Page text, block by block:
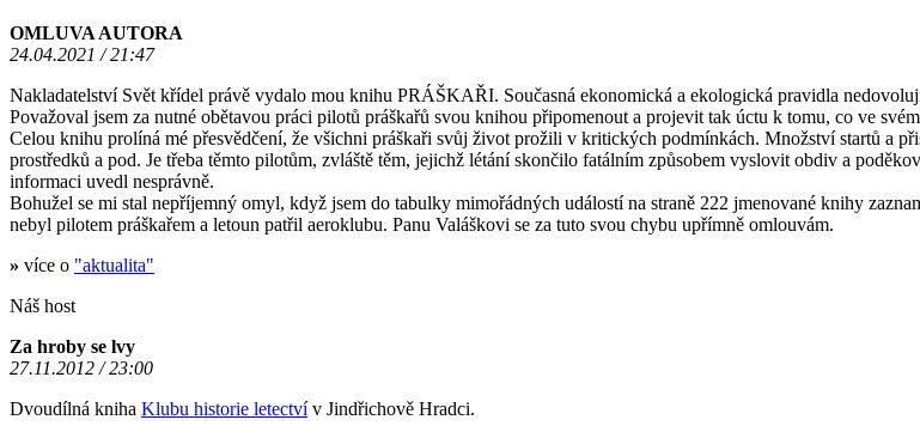
OMLUVA AUTORA
24.04.2021 / 21:47
Nakladatelství Svět křídel právě vydalo mou knihu PRÁŠKAŘI. Současná ekonomická a ekologická pravidla
Považoval jsem za nutné obětavou práci pilotů práškařů svou knihou připomenout a projevit tak úctu k tomu, co ve
Celou knihu prolíná mé přesvědčení, že všichni práškaři svůj život prožili v kritických podmínkách. Množství startů a
prostředků a pod. Je třeba těmto pilotům, zvláště těm, jejichž létání skončilo fatálním způsobem vyslovit obdiv a
informaci uvedl nesprávně.
Bohužel se mi stal nepříjemný omyl, když jsem do tabulky mimořádných událostí na straně 222 jmenované knihy
nebyl pilotem práškařem a letoun patřil aeroklubu. Panu Valáškovi se za tuto svou chybu upřímně omlouvám.
» více o "aktualita"
Náš host
Za hroby se lvy
27.11.2012 / 23:00
Dvoudílná kniha Klubu historie letectvív Jindřichově Hradci.